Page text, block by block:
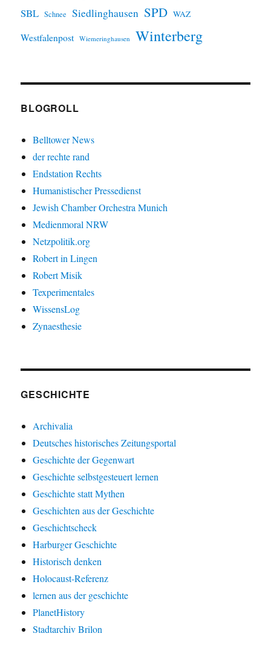
SBL Schnee Siedlinghausen SPD WAZ
Westfalenpost Wiemeringhausen Winterberg
BLOGROLL
Belltower News
der rechte rand
Endstation Rechts
Humanistischer Pressedienst
Jewish Chamber Orchestra Munich
Medienmoral NRW
Netzpolitik.org
Robert in Lingen
Robert Misik
Texperimentales
WissensLog
Zynaesthesie
GESCHICHTE
Archivalia
Deutsches historisches Zeitungsportal
Geschichte der Gegenwart
Geschichte selbstgesteuert lernen
Geschichte statt Mythen
Geschichten aus der Geschichte
Geschichtscheck
Harburger Geschichte
Historisch denken
Holocaust-Referenz
lernen aus der geschichte
PlanetHistory
Stadtarchiv Brilon